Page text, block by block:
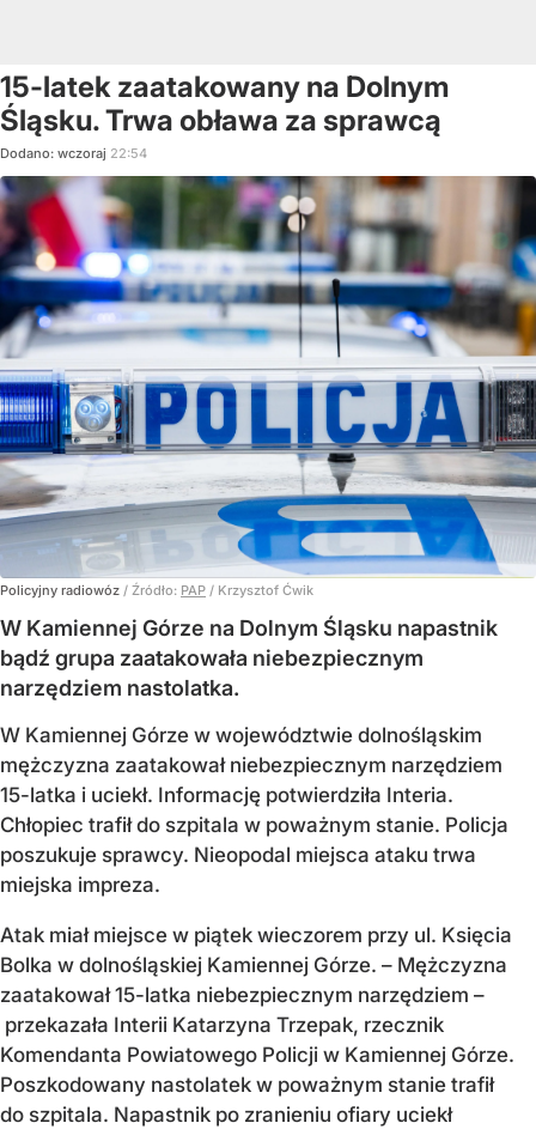
15-latek zaatakowany na Dolnym
Śląsku. Trwa obława za sprawcą
Dodano: wczoraj 22:54
Policyjny radiowóz / Źródło: PAP / Krzysztof Ćwik
W Kamiennej Górze na Dolnym Śląsku napastnik
bądź grupa zaatakowała niebezpiecznym
narzędziem nastolatka.
W Kamiennej Górze w województwie dolnośląskim
mężczyzna zaatakował niebezpiecznym narzędziem
15-latka i uciekł. Informację potwierdziła Interia.
Chłopiec trafił do szpitala w poważnym stanie. Policja
poszukuje sprawcy. Nieopodal miejsca ataku trwa
miejska impreza.
Atak miał miejsce w piątek wieczorem przy ul. Księcia
Bolka w dolnośląskiej Kamiennej Górze. – Mężczyzna
zaatakował 15-latka niebezpiecznym narzędziem –
przekazała Interii Katarzyna Trzepak, rzecznik
Komendanta Powiatowego Policji w Kamiennej Górze.
Poszkodowany nastolatek w poważnym stanie trafił
do szpitala. Napastnik po zranieniu ofiary uciekł